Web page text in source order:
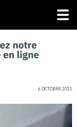
6 OCTOBRE 2015